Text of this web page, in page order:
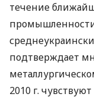
течение
подтверждает
2010 г.